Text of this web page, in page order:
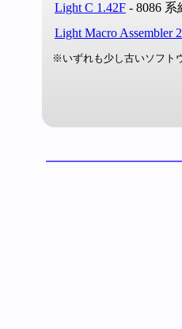
Light C 1.42F- 8086 系
Light Macro Assembler
※いずれも少し古いソフト